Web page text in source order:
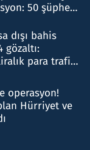
50 şüpheli
dışı bahis
gözaltı:
para trafiği
operasyon!
Hürriyet ve